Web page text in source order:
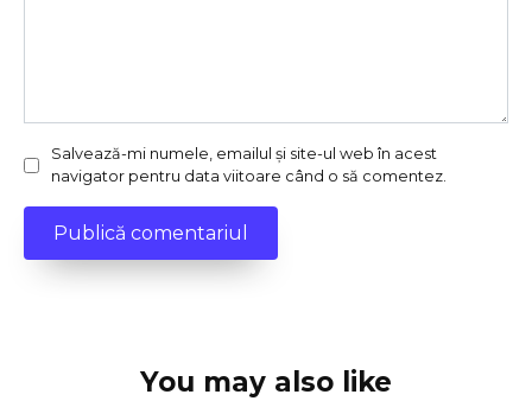
Salvează-mi numele, emailul și site-ul web în acest
navigator pentru data viitoare când o să comentez.
You may also like